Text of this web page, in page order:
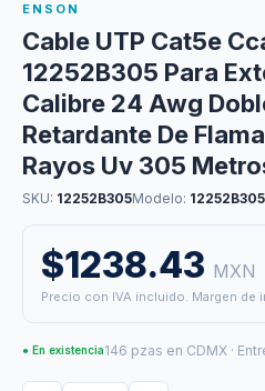
ENSON
Cable UTP Cat5e
12252B305 Para
Calibre 24 Awg
Retardante De
Rayos Uv 305
SKU: 12252B305Modelo: 12252B305
$1238.43 MXN
Precio con IVA incluido. Margen de
● En existencia146 pzas en CDMX ·